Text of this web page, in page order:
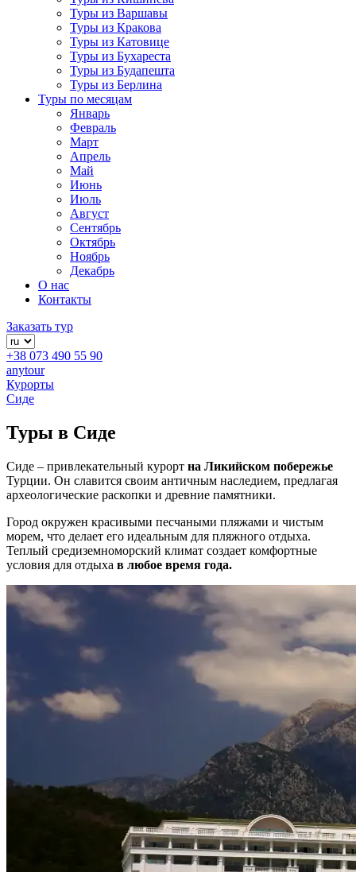
Туры из Варшавы
Туры из Кракова
Туры из Катовице
Туры из Бухареста
Туры из Будапешта
Туры из Берлина
Туры по месяцам
Январь
Февраль
Март
Апрель
Май
Июнь
Июль
Август
Сентябрь
Октябрь
Ноябрь
Декабрь
О нас
Контакты
Заказать тур
+38 073 490 55 90
anytour
Курорты
Сиде
Туры в Сиде
Сиде – привлекательный курорт на Ликийском побережье
Турции. Он славится своим античным наследием, предлагая
археологические раскопки и древние памятники.
Город окружен красивыми песчаными пляжами и чистым
морем, что делает его идеальным для пляжного отдыха.
Теплый средиземноморский климат создает комфортные
условия для отдыха в любое время года.